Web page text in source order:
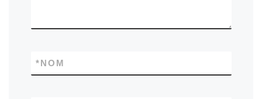
NOM
*